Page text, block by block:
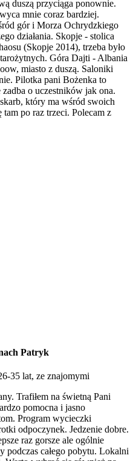
duszą przyciąga ponownie.
mnie coraz bardziej.
gór i Morza Ochrydzkiego
działania. Skopje - stolica
(Skopje 2014), trzeba było
Góra Dajti - Albania
miasto z duszą. Saloniki
Pilotka pani Bożenka to
o uczestników jak ona.
który ma wśród swoich
po raz trzeci. Polecam z
Patryk
35 lat, ze znajomymi
Trafiłem na świetną Pani
pomocna i jasno
Program wycieczki
odpoczynek. Jedzenie dobre.
raz gorsze ale ogólnie
podczas całego pobytu. Lokalni